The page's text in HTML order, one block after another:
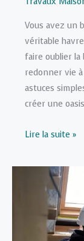
Vous avez un
véritable
faire oublier la
redonner vie
astuces
créer une
5
de
transformer
balcon
Lire la suite »